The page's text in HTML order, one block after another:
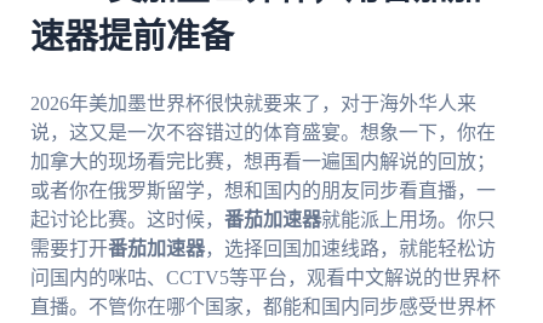
速器提前准备
2026年美加墨世界杯很快就要来了，对于海外华人来
说，这又是一次不容错过的体育盛宴。想象一下，你在
加拿大的现场看完比赛，想再看一遍国内解说的回放；
或者你在俄罗斯留学，想和国内的朋友同步看直播，一
起讨论比赛。这时候， 番茄加速器就能派上用场。你只
需要打开番茄加速器，选择回国加速线路，就能轻松访
问国内的咪咕、CCTV5等平台，观看中文解说的世界杯
直播。不管你在哪个国家，都能和国内同步感受世界杯